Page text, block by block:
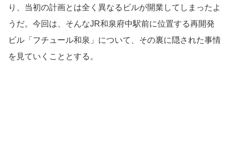
り、当初の計画とは全く異なるビルが開業してしまったよ
うだ。今回は、そんなJR和泉府中駅前に位置する再開発
ビル「フチュール和泉」について、その裏に隠された事情
を見ていくこととする。